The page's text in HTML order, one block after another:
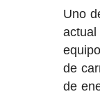
Uno
de
de